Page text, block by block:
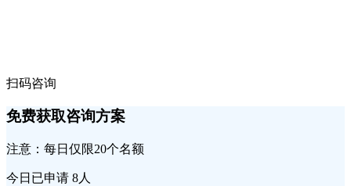
扫码咨询
免费获取咨询方案
注意：每日仅限20个名额
今日已申请 8人